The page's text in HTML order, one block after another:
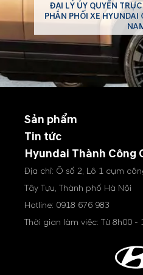
ĐẠI LÝ ỦY QUYỀN
PHÂN PHỐI XE
Sản phẩm
Tin tức
Hyundai Thành Công
Địa chỉ: Ô số 2, Lô 1 cụm
Tây Tựu, Thành phố Hà Nội
Hotline: 0918 676 983
Thời gian làm việc: Từ 8h00 -